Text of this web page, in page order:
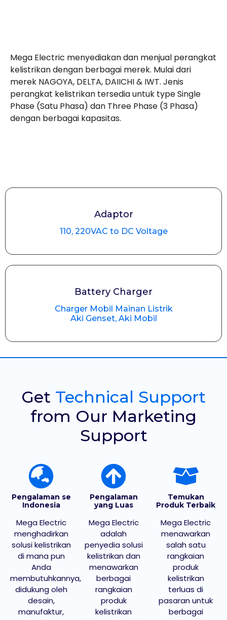
Mega Electric menyediakan dan menjual perangkat
kelistrikan dengan berbagai merek. Mulai dari
merek NAGOYA, DELTA, DAIICHI & IWT. Jenis
perangkat kelistrikan tersedia untuk type Single
Phase (Satu Phasa) dan Three Phase (3 Phasa)
dengan berbagai kapasitas.
Adaptor
110, 220VAC to DC Voltage
Battery Charger
Charger Mobil Mainan Listrik
Aki Genset, Aki Mobil
Get Technical Support
from Our Marketing
Support
Pengalaman se
Indonesia
Mega Electric
menghadirkan
solusi kelistrikan
di mana pun
Anda
membutuhkannya,
didukung oleh
desain,
manufaktur,
Pengalaman
yang Luas
Mega Electric
adalah
penyedia solusi
kelistrikan dan
menawarkan
berbagai
rangkaian
produk
kelistrikan
Temukan
Produk Terbaik
Mega Electric
menawarkan
salah satu
rangkaian
produk
kelistrikan
terluas di
pasaran untuk
berbagai